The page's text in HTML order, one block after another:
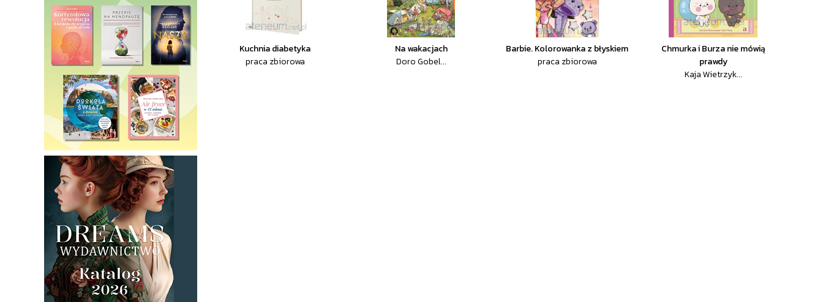
Kuchnia diabetyka
praca zbiorowa
Na wakacjach
Doro Gobel...
Barbie. Kolorowanka z błyskiem
praca zbiorowa
Chmurka i Burza nie mówią
prawdy
Kaja Wietrzyk...